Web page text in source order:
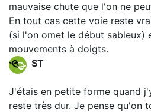
mauvaise chute que l'on ne
En tout cas cette voie reste
(si l'on omet le début sableux)
mouvements à doigts.
ST
J'étais en petite forme quand
reste très dur. Je pense qu'on